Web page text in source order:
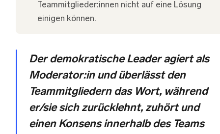
Teammitglieder:innen nicht auf eine Lösung
einigen können.
Der demokratische Leader agiert als
Moderator:in und überlässt den
Teammitgliedern das Wort, während
er/sie sich zurücklehnt, zuhört und
einen Konsens innerhalb des Teams